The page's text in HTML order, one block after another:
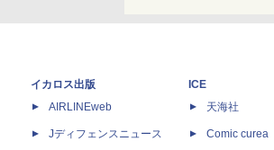
イカロス出版
AIRLINEweb
Jディフェンスニュース
ICE
天海社
Comic curea